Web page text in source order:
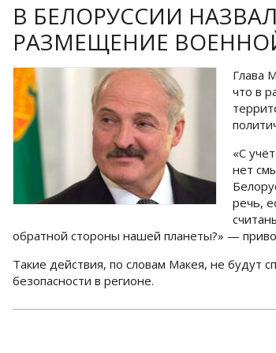
В БЕЛОРУССИИ
РАЗМЕЩЕНИЕ
Глава
что в
«С
нет
речь,
обратной стороны нашей планеты?» —
Такие действия, по словам Макея, не будут
безопасности в регионе.